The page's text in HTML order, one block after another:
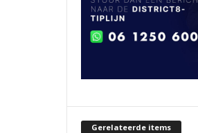
Gerelateerde items